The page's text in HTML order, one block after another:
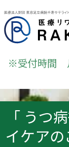
※受付時間
「 うつ
イケアの